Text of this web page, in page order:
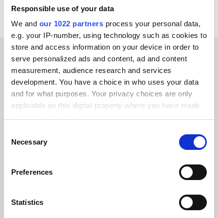
Responsible use of your data
We and our 1022 partners process your personal data,
e.g. your IP-number, using technology such as cookies to
store and access information on your device in order to
serve personalized ads and content, ad and content
measurement, audience research and services
development. You have a choice in who uses your data
and for what purposes. Your privacy choices are only
applicable on this digital property where you have made
the Privacy trigger icon.
Collect information about your geographical location
Identify your device by actively scanning it for
Selection
Necessary
Preferences
Statistics
ERFOLGSGESCHICHTEN UNSERER KUNDEN
Erfahren Sie mehr über die
Ergebnisse unserer Kunden
Alumio gab uns zum ersten Mal die
können es systemübergreifend